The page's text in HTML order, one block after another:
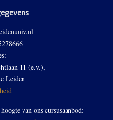
11 (e.v.),
Leiden
van ons cursusaanbod: